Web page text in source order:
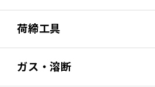
荷締工具
ガス・溶断